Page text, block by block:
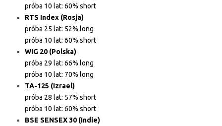
próba 10 lat: 60% short
RTS Index (Rosja)
próba 25 lat: 52% long
próba 10 lat: 60% short
WIG 20 (Polska)
próba 29 lat: 66% long
próba 10 lat: 70% long
TA-125 (Izrael)
próba 28 lat: 57% short
próba 10 lat: 60% short
BSE SENSEX 30 (Indie)